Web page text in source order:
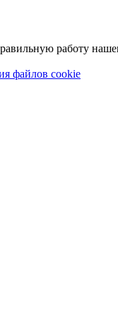
работу
файлов cookie